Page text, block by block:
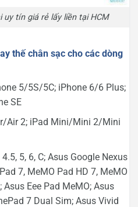
uy tín giá rẻ lấy liền tại HCM
thế chân sạc cho các dòng
5/5S/5C; iPhone 6/6 Plus;
SE
Air 2; iPad Mini/Mini 2/Mini
5, 6, C; Asus Google Nexus
7, MeMO Pad HD 7, MeMO
Eee Pad MeMO; Asus
7 Dual Sim; Asus Vivid